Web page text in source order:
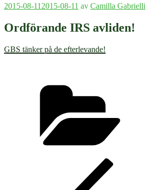
Publicerat
2015-08-11 2015-08-11 av Camilla Gabrielli
Ordförande IRS avliden!
GBS tänker på de efterlevande!
Inläggsnavigering